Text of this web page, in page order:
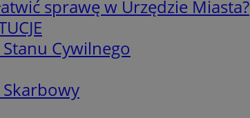
sprawę w Urzędzie Miasta?
Cywilnego